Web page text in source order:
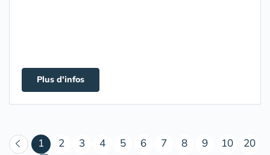
Plus d'infos
1 (courant)
2 3 4 5 6 7 8 9 10
20